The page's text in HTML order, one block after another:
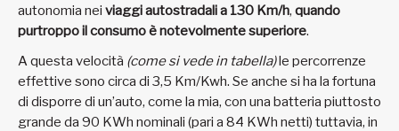
autonomia nei viaggi autostradali a 130 Km/h, quando
purtroppo il consumo è notevolmente superiore.
A questa velocità (come si vede in tabella)le percorrenze
effettive sono circa di 3,5 Km/Kwh. Se anche si ha la fortuna
di disporre di un’auto, come la mia, con una batteria piuttosto
grande da 90 KWh nominali (pari a 84 KWh netti) tuttavia, in